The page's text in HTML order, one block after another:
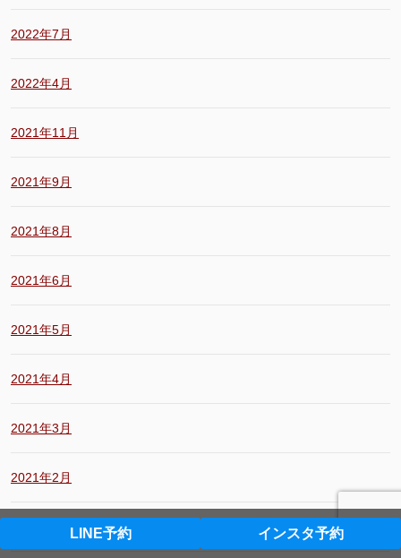
2022年7月
2022年4月
2021年11月
2021年9月
2021年8月
2021年6月
2021年5月
2021年4月
2021年3月
2021年2月
2021年1月LINE予約 インスタ予約